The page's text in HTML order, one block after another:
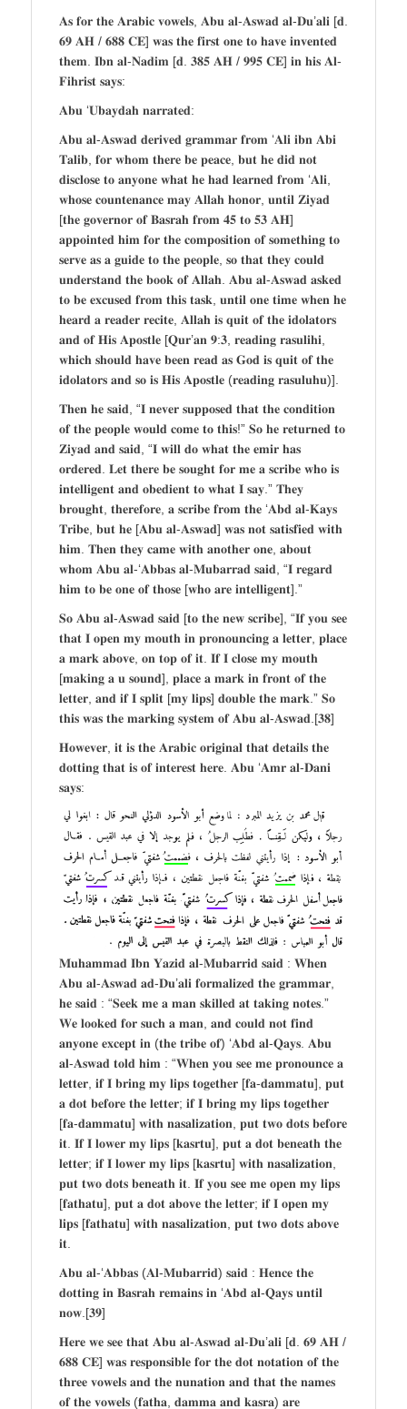
𝐀𝐬 𝐟𝐨𝐫 𝐭𝐡𝐞 𝐀𝐫𝐚𝐛𝐢𝐜 𝐯𝐨𝐰𝐞𝐥𝐬, 𝐀𝐛𝐮 𝐚𝐥-𝐀𝐬𝐰𝐚𝐝 𝐚𝐥-𝐃𝐮’𝐚𝐥𝐢 [𝐝.
𝟔𝟗 𝐀𝐇 / 𝟔𝟖𝟖 𝐂𝐄] 𝐰𝐚𝐬 𝐭𝐡𝐞 𝐟𝐢𝐫𝐬𝐭 𝐨𝐧𝐞 𝐭𝐨 𝐡𝐚𝐯𝐞 𝐢𝐧𝐯𝐞𝐧𝐭𝐞𝐝
𝐭𝐡𝐞𝐦. 𝐈𝐛𝐧 𝐚𝐥-𝐍𝐚𝐝𝐢𝐦 [𝐝. 𝟑𝟖𝟓 𝐀𝐇 / 𝟗𝟗𝟓 𝐂𝐄] 𝐢𝐧 𝐡𝐢𝐬 𝐀𝐥-
𝐅𝐢𝐡𝐫𝐢𝐬𝐭 𝐬𝐚𝐲𝐬:
𝐀𝐛𝐮 ‘𝐔𝐛𝐚𝐲𝐝𝐚𝐡 𝐧𝐚𝐫𝐫𝐚𝐭𝐞𝐝:
𝐀𝐛𝐮 𝐚𝐥-𝐀𝐬𝐰𝐚𝐝 𝐝𝐞𝐫𝐢𝐯𝐞𝐝 𝐠𝐫𝐚𝐦𝐦𝐚𝐫 𝐟𝐫𝐨𝐦 ‘𝐀𝐥𝐢 𝐢𝐛𝐧 𝐀𝐛𝐢
𝐓𝐚𝐥𝐢𝐛, 𝐟𝐨𝐫 𝐰𝐡𝐨𝐦 𝐭𝐡𝐞𝐫𝐞 𝐛𝐞 𝐩𝐞𝐚𝐜𝐞, 𝐛𝐮𝐭 𝐡𝐞 𝐝𝐢𝐝 𝐧𝐨𝐭
𝐝𝐢𝐬𝐜𝐥𝐨𝐬𝐞 𝐭𝐨 𝐚𝐧𝐲𝐨𝐧𝐞 𝐰𝐡𝐚𝐭 𝐡𝐞 𝐡𝐚𝐝 𝐥𝐞𝐚𝐫𝐧𝐞𝐝 𝐟𝐫𝐨𝐦 ‘𝐀𝐥𝐢,
𝐰𝐡𝐨𝐬𝐞 𝐜𝐨𝐮𝐧𝐭𝐞𝐧𝐚𝐧𝐜𝐞 𝐦𝐚𝐲 𝐀𝐥𝐥𝐚𝐡 𝐡𝐨𝐧𝐨𝐫, 𝐮𝐧𝐭𝐢𝐥 𝐙𝐢𝐲𝐚𝐝
[𝐭𝐡𝐞 𝐠𝐨𝐯𝐞𝐫𝐧𝐨𝐫 𝐨𝐟 𝐁𝐚𝐬𝐫𝐚𝐡 𝐟𝐫𝐨𝐦 𝟒𝟓 𝐭𝐨 𝟓𝟑 𝐀𝐇]
𝐚𝐩𝐩𝐨𝐢𝐧𝐭𝐞𝐝 𝐡𝐢𝐦 𝐟𝐨𝐫 𝐭𝐡𝐞 𝐜𝐨𝐦𝐩𝐨𝐬𝐢𝐭𝐢𝐨𝐧 𝐨𝐟 𝐬𝐨𝐦𝐞𝐭𝐡𝐢𝐧𝐠 𝐭𝐨
𝐬𝐞𝐫𝐯𝐞 𝐚𝐬 𝐚 𝐠𝐮𝐢𝐝𝐞 𝐭𝐨 𝐭𝐡𝐞 𝐩𝐞𝐨𝐩𝐥𝐞, 𝐬𝐨 𝐭𝐡𝐚𝐭 𝐭𝐡𝐞𝐲 𝐜𝐨𝐮𝐥𝐝
𝐮𝐧𝐝𝐞𝐫𝐬𝐭𝐚𝐧𝐝 𝐭𝐡𝐞 𝐛𝐨𝐨𝐤 𝐨𝐟 𝐀𝐥𝐥𝐚𝐡. 𝐀𝐛𝐮 𝐚𝐥-𝐀𝐬𝐰𝐚𝐝 𝐚𝐬𝐤𝐞𝐝
𝐭𝐨 𝐛𝐞 𝐞𝐱𝐜𝐮𝐬𝐞𝐝 𝐟𝐫𝐨𝐦 𝐭𝐡𝐢𝐬 𝐭𝐚𝐬𝐤, 𝐮𝐧𝐭𝐢𝐥 𝐨𝐧𝐞 𝐭𝐢𝐦𝐞 𝐰𝐡𝐞𝐧 𝐡𝐞
𝐡𝐞𝐚𝐫𝐝 𝐚 𝐫𝐞𝐚𝐝𝐞𝐫 𝐫𝐞𝐜𝐢𝐭𝐞, 𝐀𝐥𝐥𝐚𝐡 𝐢𝐬 𝐪𝐮𝐢𝐭 𝐨𝐟 𝐭𝐡𝐞 𝐢𝐝𝐨𝐥𝐚𝐭𝐨𝐫𝐬
𝐚𝐧𝐝 𝐨𝐟 𝐇𝐢𝐬 𝐀𝐩𝐨𝐬𝐭𝐥𝐞 [𝐐𝐮𝐫’𝐚𝐧 𝟗:𝟑, 𝐫𝐞𝐚𝐝𝐢𝐧𝐠 𝐫𝐚𝐬𝐮𝐥𝐢𝐡𝐢,
𝐰𝐡𝐢𝐜𝐡 𝐬𝐡𝐨𝐮𝐥𝐝 𝐡𝐚𝐯𝐞 𝐛𝐞𝐞𝐧 𝐫𝐞𝐚𝐝 𝐚𝐬 𝐆𝐨𝐝 𝐢𝐬 𝐪𝐮𝐢𝐭 𝐨𝐟 𝐭𝐡𝐞
𝐢𝐝𝐨𝐥𝐚𝐭𝐨𝐫𝐬 𝐚𝐧𝐝 𝐬𝐨 𝐢𝐬 𝐇𝐢𝐬 𝐀𝐩𝐨𝐬𝐭𝐥𝐞 (𝐫𝐞𝐚𝐝𝐢𝐧𝐠 𝐫𝐚𝐬𝐮𝐥𝐮𝐡𝐮)].
𝐓𝐡𝐞𝐧 𝐡𝐞 𝐬𝐚𝐢𝐝, “𝐈 𝐧𝐞𝐯𝐞𝐫 𝐬𝐮𝐩𝐩𝐨𝐬𝐞𝐝 𝐭𝐡𝐚𝐭 𝐭𝐡𝐞 𝐜𝐨𝐧𝐝𝐢𝐭𝐢𝐨𝐧
𝐨𝐟 𝐭𝐡𝐞 𝐩𝐞𝐨𝐩𝐥𝐞 𝐰𝐨𝐮𝐥𝐝 𝐜𝐨𝐦𝐞 𝐭𝐨 𝐭𝐡𝐢𝐬!” 𝐒𝐨 𝐡𝐞 𝐫𝐞𝐭𝐮𝐫𝐧𝐞𝐝 𝐭𝐨
𝐙𝐢𝐲𝐚𝐝 𝐚𝐧𝐝 𝐬𝐚𝐢𝐝, “𝐈 𝐰𝐢𝐥𝐥 𝐝𝐨 𝐰𝐡𝐚𝐭 𝐭𝐡𝐞 𝐞𝐦𝐢𝐫 𝐡𝐚𝐬
𝐨𝐫𝐝𝐞𝐫𝐞𝐝. 𝐋𝐞𝐭 𝐭𝐡𝐞𝐫𝐞 𝐛𝐞 𝐬𝐨𝐮𝐠𝐡𝐭 𝐟𝐨𝐫 𝐦𝐞 𝐚 𝐬𝐜𝐫𝐢𝐛𝐞 𝐰𝐡𝐨 𝐢𝐬
𝐢𝐧𝐭𝐞𝐥𝐥𝐢𝐠𝐞𝐧𝐭 𝐚𝐧𝐝 𝐨𝐛𝐞𝐝𝐢𝐞𝐧𝐭 𝐭𝐨 𝐰𝐡𝐚𝐭 𝐈 𝐬𝐚𝐲.” 𝐓𝐡𝐞𝐲
𝐛𝐫𝐨𝐮𝐠𝐡𝐭, 𝐭𝐡𝐞𝐫𝐞𝐟𝐨𝐫𝐞, 𝐚 𝐬𝐜𝐫𝐢𝐛𝐞 𝐟𝐫𝐨𝐦 𝐭𝐡𝐞 ‘𝐀𝐛𝐝 𝐚𝐥-𝐊𝐚𝐲𝐬
𝐓𝐫𝐢𝐛𝐞, 𝐛𝐮𝐭 𝐡𝐞 [𝐀𝐛𝐮 𝐚𝐥-𝐀𝐬𝐰𝐚𝐝] 𝐰𝐚𝐬 𝐧𝐨𝐭 𝐬𝐚𝐭𝐢𝐬𝐟𝐢𝐞𝐝 𝐰𝐢𝐭𝐡
𝐡𝐢𝐦. 𝐓𝐡𝐞𝐧 𝐭𝐡𝐞𝐲 𝐜𝐚𝐦𝐞 𝐰𝐢𝐭𝐡 𝐚𝐧𝐨𝐭𝐡𝐞𝐫 𝐨𝐧𝐞, 𝐚𝐛𝐨𝐮𝐭
𝐰𝐡𝐨𝐦 𝐀𝐛𝐮 𝐚𝐥-‘𝐀𝐛𝐛𝐚𝐬 𝐚𝐥-𝐌𝐮𝐛𝐚𝐫𝐫𝐚𝐝 𝐬𝐚𝐢𝐝, “𝐈 𝐫𝐞𝐠𝐚𝐫𝐝
𝐡𝐢𝐦 𝐭𝐨 𝐛𝐞 𝐨𝐧𝐞 𝐨𝐟 𝐭𝐡𝐨𝐬𝐞 [𝐰𝐡𝐨 𝐚𝐫𝐞 𝐢𝐧𝐭𝐞𝐥𝐥𝐢𝐠𝐞𝐧𝐭].”
𝐒𝐨 𝐀𝐛𝐮 𝐚𝐥-𝐀𝐬𝐰𝐚𝐝 𝐬𝐚𝐢𝐝 [𝐭𝐨 𝐭𝐡𝐞 𝐧𝐞𝐰 𝐬𝐜𝐫𝐢𝐛𝐞], “𝐈𝐟 𝐲𝐨𝐮 𝐬𝐞𝐞
𝐭𝐡𝐚𝐭 𝐈 𝐨𝐩𝐞𝐧 𝐦𝐲 𝐦𝐨𝐮𝐭𝐡 𝐢𝐧 𝐩𝐫𝐨𝐧𝐨𝐮𝐧𝐜𝐢𝐧𝐠 𝐚 𝐥𝐞𝐭𝐭𝐞𝐫, 𝐩𝐥𝐚𝐜𝐞
𝐚 𝐦𝐚𝐫𝐤 𝐚𝐛𝐨𝐯𝐞, 𝐨𝐧 𝐭𝐨𝐩 𝐨𝐟 𝐢𝐭. 𝐈𝐟 𝐈 𝐜𝐥𝐨𝐬𝐞 𝐦𝐲 𝐦𝐨𝐮𝐭𝐡
[𝐦𝐚𝐤𝐢𝐧𝐠 𝐚 𝐮 𝐬𝐨𝐮𝐧𝐝], 𝐩𝐥𝐚𝐜𝐞 𝐚 𝐦𝐚𝐫𝐤 𝐢𝐧 𝐟𝐫𝐨𝐧𝐭 𝐨𝐟 𝐭𝐡𝐞
𝐥𝐞𝐭𝐭𝐞𝐫, 𝐚𝐧𝐝 𝐢𝐟 𝐈 𝐬𝐩𝐥𝐢𝐭 [𝐦𝐲 𝐥𝐢𝐩𝐬] 𝐝𝐨𝐮𝐛𝐥𝐞 𝐭𝐡𝐞 𝐦𝐚𝐫𝐤.” 𝐒𝐨
𝐭𝐡𝐢𝐬 𝐰𝐚𝐬 𝐭𝐡𝐞 𝐦𝐚𝐫𝐤𝐢𝐧𝐠 𝐬𝐲𝐬𝐭𝐞𝐦 𝐨𝐟 𝐀𝐛𝐮 𝐚𝐥-𝐀𝐬𝐰𝐚𝐝.[𝟑𝟖]
𝐇𝐨𝐰𝐞𝐯𝐞𝐫, 𝐢𝐭 𝐢𝐬 𝐭𝐡𝐞 𝐀𝐫𝐚𝐛𝐢𝐜 𝐨𝐫𝐢𝐠𝐢𝐧𝐚𝐥 𝐭𝐡𝐚𝐭 𝐝𝐞𝐭𝐚𝐢𝐥𝐬 𝐭𝐡𝐞
𝐝𝐨𝐭𝐭𝐢𝐧𝐠 𝐭𝐡𝐚𝐭 𝐢𝐬 𝐨𝐟 𝐢𝐧𝐭𝐞𝐫𝐞𝐬𝐭 𝐡𝐞𝐫𝐞. 𝐀𝐛𝐮 ‘𝐀𝐦𝐫 𝐚𝐥-𝐃𝐚𝐧𝐢
𝐬𝐚𝐲𝐬:
𝐌𝐮𝐡𝐚𝐦𝐦𝐚𝐝 𝐈𝐛𝐧 𝐘𝐚𝐳𝐢𝐝 𝐚𝐥-𝐌𝐮𝐛𝐚𝐫𝐫𝐢𝐝 𝐬𝐚𝐢𝐝 : 𝐖𝐡𝐞𝐧
𝐀𝐛𝐮 𝐚𝐥-𝐀𝐬𝐰𝐚𝐝 𝐚𝐝-𝐃𝐮’𝐚𝐥𝐢 𝐟𝐨𝐫𝐦𝐚𝐥𝐢𝐳𝐞𝐝 𝐭𝐡𝐞 𝐠𝐫𝐚𝐦𝐦𝐚𝐫,
𝐡𝐞 𝐬𝐚𝐢𝐝 : “𝐒𝐞𝐞𝐤 𝐦𝐞 𝐚 𝐦𝐚𝐧 𝐬𝐤𝐢𝐥𝐥𝐞𝐝 𝐚𝐭 𝐭𝐚𝐤𝐢𝐧𝐠 𝐧𝐨𝐭𝐞𝐬.”
𝐖𝐞 𝐥𝐨𝐨𝐤𝐞𝐝 𝐟𝐨𝐫 𝐬𝐮𝐜𝐡 𝐚 𝐦𝐚𝐧, 𝐚𝐧𝐝 𝐜𝐨𝐮𝐥𝐝 𝐧𝐨𝐭 𝐟𝐢𝐧𝐝
𝐚𝐧𝐲𝐨𝐧𝐞 𝐞𝐱𝐜𝐞𝐩𝐭 𝐢𝐧 (𝐭𝐡𝐞 𝐭𝐫𝐢𝐛𝐞 𝐨𝐟) ‘𝐀𝐛𝐝 𝐚𝐥-𝐐𝐚𝐲𝐬. 𝐀𝐛𝐮
𝐚𝐥-𝐀𝐬𝐰𝐚𝐝 𝐭𝐨𝐥𝐝 𝐡𝐢𝐦 : “𝐖𝐡𝐞𝐧 𝐲𝐨𝐮 𝐬𝐞𝐞 𝐦𝐞 𝐩𝐫𝐨𝐧𝐨𝐮𝐧𝐜𝐞 𝐚
𝐥𝐞𝐭𝐭𝐞𝐫, 𝐢𝐟 𝐈 𝐛𝐫𝐢𝐧𝐠 𝐦𝐲 𝐥𝐢𝐩𝐬 𝐭𝐨𝐠𝐞𝐭𝐡𝐞𝐫 [𝐟𝐚-𝐝𝐚𝐦𝐦𝐚𝐭𝐮], 𝐩𝐮𝐭
𝐚 𝐝𝐨𝐭 𝐛𝐞𝐟𝐨𝐫𝐞 𝐭𝐡𝐞 𝐥𝐞𝐭𝐭𝐞𝐫; 𝐢𝐟 𝐈 𝐛𝐫𝐢𝐧𝐠 𝐦𝐲 𝐥𝐢𝐩𝐬 𝐭𝐨𝐠𝐞𝐭𝐡𝐞𝐫
[𝐟𝐚-𝐝𝐚𝐦𝐦𝐚𝐭𝐮] 𝐰𝐢𝐭𝐡 𝐧𝐚𝐬𝐚𝐥𝐢𝐳𝐚𝐭𝐢𝐨𝐧, 𝐩𝐮𝐭 𝐭𝐰𝐨 𝐝𝐨𝐭𝐬 𝐛𝐞𝐟𝐨𝐫𝐞
𝐢𝐭. 𝐈𝐟 𝐈 𝐥𝐨𝐰𝐞𝐫 𝐦𝐲 𝐥𝐢𝐩𝐬 [𝐤𝐚𝐬𝐫𝐭𝐮], 𝐩𝐮𝐭 𝐚 𝐝𝐨𝐭 𝐛𝐞𝐧𝐞𝐚𝐭𝐡 𝐭𝐡𝐞
𝐥𝐞𝐭𝐭𝐞𝐫; 𝐢𝐟 𝐈 𝐥𝐨𝐰𝐞𝐫 𝐦𝐲 𝐥𝐢𝐩𝐬 [𝐤𝐚𝐬𝐫𝐭𝐮] 𝐰𝐢𝐭𝐡 𝐧𝐚𝐬𝐚𝐥𝐢𝐳𝐚𝐭𝐢𝐨𝐧,
𝐩𝐮𝐭 𝐭𝐰𝐨 𝐝𝐨𝐭𝐬 𝐛𝐞𝐧𝐞𝐚𝐭𝐡 𝐢𝐭. 𝐈𝐟 𝐲𝐨𝐮 𝐬𝐞𝐞 𝐦𝐞 𝐨𝐩𝐞𝐧 𝐦𝐲 𝐥𝐢𝐩𝐬
[𝐟𝐚𝐭𝐡𝐚𝐭𝐮], 𝐩𝐮𝐭 𝐚 𝐝𝐨𝐭 𝐚𝐛𝐨𝐯𝐞 𝐭𝐡𝐞 𝐥𝐞𝐭𝐭𝐞𝐫; 𝐢𝐟 𝐈 𝐨𝐩𝐞𝐧 𝐦𝐲
𝐥𝐢𝐩𝐬 [𝐟𝐚𝐭𝐡𝐚𝐭𝐮] 𝐰𝐢𝐭𝐡 𝐧𝐚𝐬𝐚𝐥𝐢𝐳𝐚𝐭𝐢𝐨𝐧, 𝐩𝐮𝐭 𝐭𝐰𝐨 𝐝𝐨𝐭𝐬 𝐚𝐛𝐨𝐯𝐞
𝐢𝐭.
𝐀𝐛𝐮 𝐚𝐥-‘𝐀𝐛𝐛𝐚𝐬 (𝐀𝐥-𝐌𝐮𝐛𝐚𝐫𝐫𝐢𝐝) 𝐬𝐚𝐢𝐝 : 𝐇𝐞𝐧𝐜𝐞 𝐭𝐡𝐞
𝐝𝐨𝐭𝐭𝐢𝐧𝐠 𝐢𝐧 𝐁𝐚𝐬𝐫𝐚𝐡 𝐫𝐞𝐦𝐚𝐢𝐧𝐬 𝐢𝐧 ‘𝐀𝐛𝐝 𝐚𝐥-𝐐𝐚𝐲𝐬 𝐮𝐧𝐭𝐢𝐥
𝐧𝐨𝐰.[𝟑𝟗]
𝐇𝐞𝐫𝐞 𝐰𝐞 𝐬𝐞𝐞 𝐭𝐡𝐚𝐭 𝐀𝐛𝐮 𝐚𝐥-𝐀𝐬𝐰𝐚𝐝 𝐚𝐥-𝐃𝐮’𝐚𝐥𝐢 [𝐝. 𝟔𝟗 𝐀𝐇 /
𝟔𝟖𝟖 𝐂𝐄] 𝐰𝐚𝐬 𝐫𝐞𝐬𝐩𝐨𝐧𝐬𝐢𝐛𝐥𝐞 𝐟𝐨𝐫 𝐭𝐡𝐞 𝐝𝐨𝐭 𝐧𝐨𝐭𝐚𝐭𝐢𝐨𝐧 𝐨𝐟 𝐭𝐡𝐞
𝐭𝐡𝐫𝐞𝐞 𝐯𝐨𝐰𝐞𝐥𝐬 𝐚𝐧𝐝 𝐭𝐡𝐞 𝐧𝐮𝐧𝐚𝐭𝐢𝐨𝐧 𝐚𝐧𝐝 𝐭𝐡𝐚𝐭 𝐭𝐡𝐞 𝐧𝐚𝐦𝐞𝐬
𝐨𝐟 𝐭𝐡𝐞 𝐯𝐨𝐰𝐞𝐥𝐬 (𝐟𝐚𝐭𝐡𝐚, 𝐝𝐚𝐦𝐦𝐚 𝐚𝐧𝐝 𝐤𝐚𝐬𝐫𝐚) 𝐚𝐫𝐞